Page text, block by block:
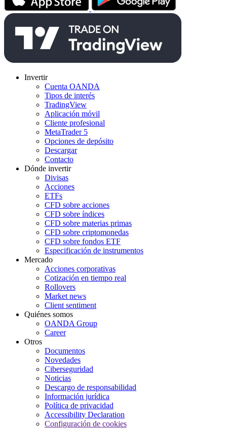
Invertir
Cuenta OANDA
Tipos de interés
TradingView
Aplicación móvil
Cliente profesional
MetaTrader 5
Opciones de depósito
Descargar
Contacto
Dónde invertir
Divisas
Acciones
ETFs
CFD sobre acciones
CFD sobre índices
CFD sobre materias primas
CFD sobre criptomonedas
CFD sobre fondos ETF
Especificación de instrumentos
Mercado
Acciones corporativas
Cotización en tiempo real
Rollovers
Market news
Client sentiment
Quiénes somos
OANDA Group
Career
Otros
Documentos
Novedades
Ciberseguridad
Noticias
Descargo de responsabilidad
Información jurídica
Política de privacidad
Accessibility Declaration
Configuración de cookies